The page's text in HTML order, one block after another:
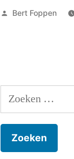
voor
Geplaatst
Bert Foppen
Zoeken
naar: